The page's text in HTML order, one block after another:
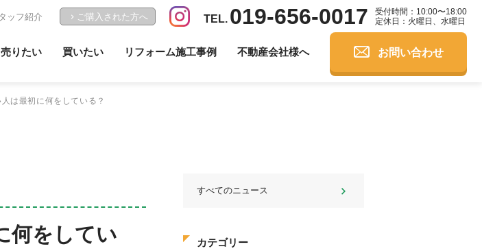
売りたい 買いたい リフォーム施工事例 不動産会社様へ
ッフ紹介 ご購入された方へ 019-656-0017
受付時間：10:00〜18:00
定休日：火曜日、水曜日
お問い合わせ
は最初に何をしている？
何をしてい
すべてのニュース
カテゴリー